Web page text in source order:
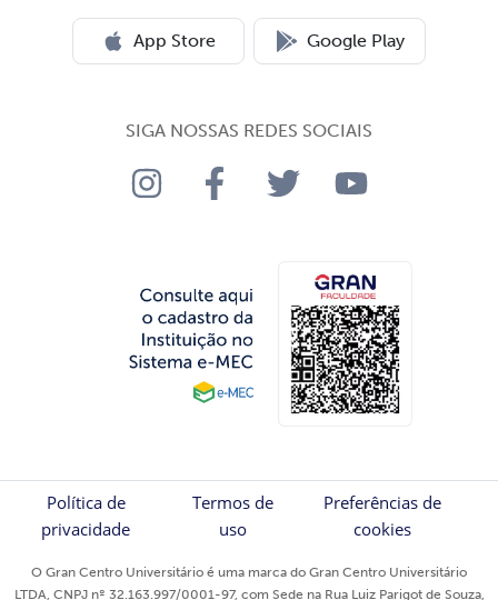
App Store Google Play
SIGA NOSSAS REDES SOCIAIS
Política de
privacidade
Termos de
uso
Preferências de
cookies
O Gran Centro Universitário é uma marca do Gran Centro Universitário
LTDA, CNPJ nº 32.163.997/0001-97, com Sede na Rua Luiz Parigot de Souza,